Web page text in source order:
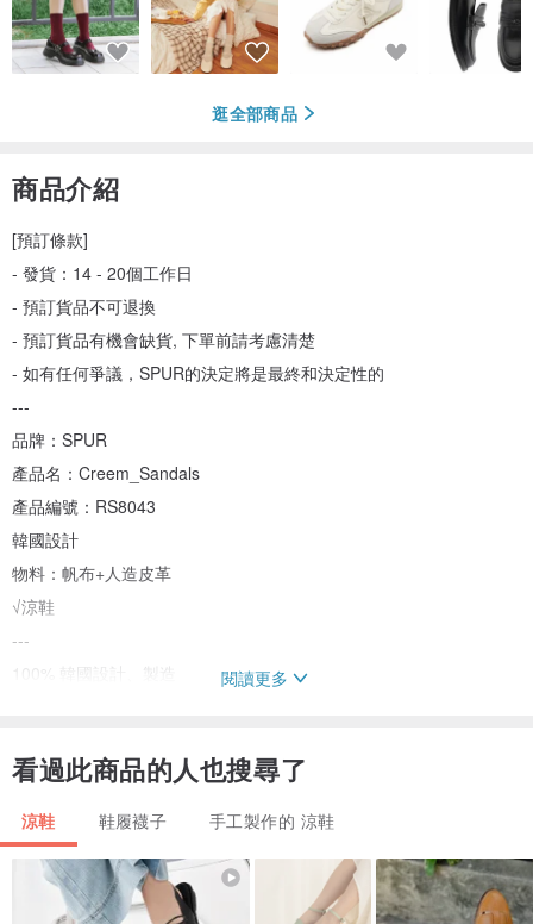
逛全部商品
商品介紹
[預訂條款]
- 發貨：14 - 20個工作日
- 預訂貨品不可退換
- 預訂貨品有機會缺貨, 下單前請考慮清楚
- 如有任何爭議，SPUR的決定將是最終和決定性的
---
品牌：SPUR
產品名：Creem_Sandals
產品編號：RS8043
韓國設計
物料：帆布+人造皮革
√涼鞋
---
100% 韓國設計、製造
- 人造皮革鞋面
- 人造皮及布料鞋墊有品牌標誌
- 人造物料鞋底
特點：1.5厘米 鞋跟
閱讀更多
看過此商品的人也搜尋了
涼鞋 鞋履襪子 手工製作的 涼鞋